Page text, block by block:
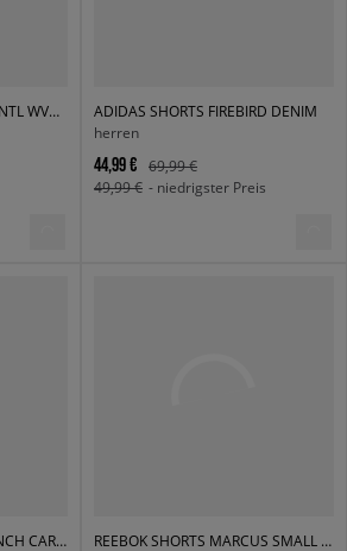
NIKE SHORTS W NSW ESSNTL WVN MR 3" SKORT
ADIDAS SHORTS FIREBIRD DENIM
herren
44,99 €
69,99 €
49,99 € - niedrigster Preis
DICKIES SHORTS 993 11 INCH CARPENTER SHORT JEANS
REEBOK SHORTS MARCUS SMALL LOGO FLEECE SHORTS